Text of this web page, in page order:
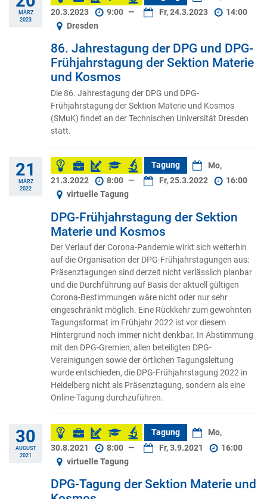
MÄRZ
2023
20.3.2023
9:00 — Fr, 24.3.2023
14:00
Dresden
86. Jahrestagung der DPG und DPG-
Frühjahrstagung der Sektion Materie
und Kosmos
Die 86. Jahrestagung der DPG und DPG-
Frühjahrstagung der Sektion Materie und Kosmos
(SMuK) findet an der Technischen Universität Dresden
statt.
21
MÄRZ
2022
Tagung
Mo,
21.3.2022
8:00 — Fr, 25.3.2022
16:00
virtuelle Tagung
DPG-Frühjahrstagung der Sektion
Materie und Kosmos
Der Verlauf der Corona-Pandemie wirkt sich weiterhin
auf die Organisation der DPG-Frühjahrstagungen aus:
Präsenztagungen sind derzeit nicht verlässlich planbar
und die Durchführung auf Basis der aktuell gültigen
Corona-Bestimmungen wäre nicht oder nur sehr
eingeschränkt möglich. Eine Rückkehr zum gewohnten
Tagungsformat im Frühjahr 2022 ist vor diesem
Hintergrund noch immer nicht denkbar. In Abstimmung
mit den DPG-Gremien, allen beteiligten DPG-
Vereinigungen sowie der örtlichen Tagungsleitung
wurde entschieden, die DPG-Frühjahrstagung 2022 in
Heidelberg nicht als Präsenztagung, sondern als eine
Online-Tagung durchzuführen.
30
AUGUST
2021
Tagung
Mo,
30.8.2021
8:00 — Fr, 3.9.2021
16:00
virtuelle Tagung
DPG-Tagung der Sektion Materie und